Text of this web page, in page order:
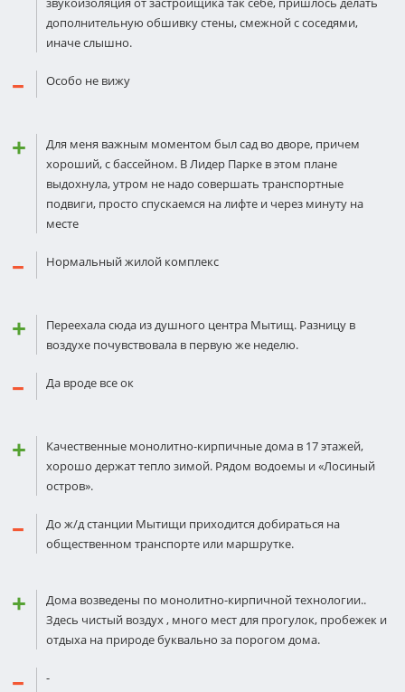
дополнительную обшивку стены, смежной с соседями,
иначе слышно.
Особо не вижу
Для меня важным моментом был сад во дворе, причем
хороший, с бассейном. В Лидер Парке в этом плане
выдохнула, утром не надо совершать транспортные
подвиги, просто спускаемся на лифте и через минуту на
месте
Нормальный жилой комплекс
Переехала сюда из душного центра Мытищ. Разницу в
воздухе почувствовала в первую же неделю.
Да вроде все ок
Качественные монолитно-кирпичные дома в 17 этажей,
хорошо держат тепло зимой. Рядом водоемы и «Лосиный
остров».
До ж/д станции Мытищи приходится добираться на
общественном транспорте или маршрутке.
Дома возведены по монолитно-кирпичной технологии..
Здесь чистый воздух , много мест для прогулок, пробежек и
отдыха на природе буквально за порогом дома.
-